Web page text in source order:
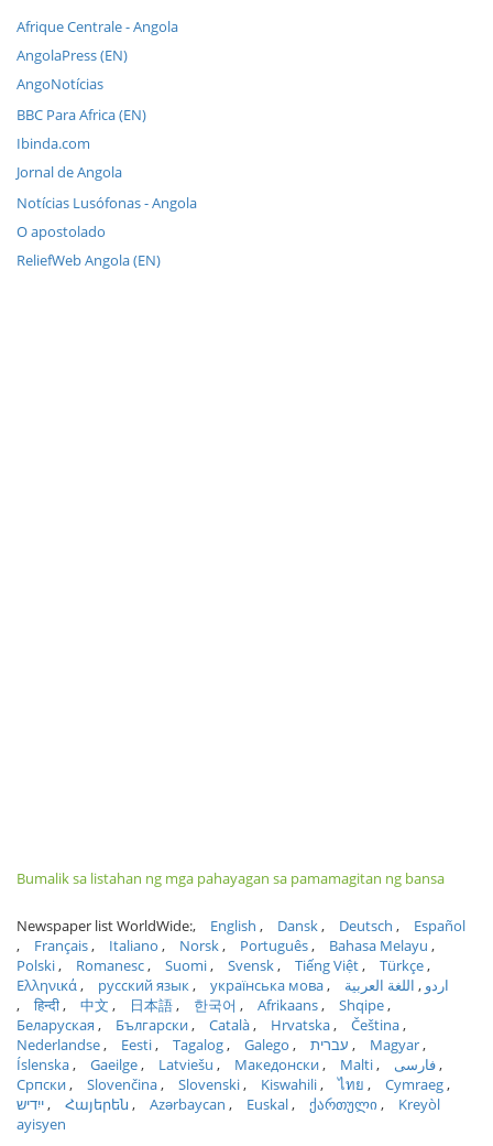
Afrique Centrale - Angola
AngolaPress (EN)
AngoNotícias
BBC Para Africa (EN)
Ibinda.com
Jornal de Angola
Notícias Lusófonas - Angola
O apostolado
ReliefWeb Angola (EN)
Bumalik sa listahan ng mga pahayagan sa pamamagitan ng bansa
Newspaper list WorldWide: English Dansk Deutsch
Español
Français
Italiano Norsk Português
Bahasa Melayu
Polski
Romanesc Suomi Svensk Tiếng Việt
Türkçe
Ελληνικά
русский язык українська мова اردو
اللغة العربية
हिन्दी
中文 日本語 한국어 Afrikaans
Shqipe
Беларуская
Български Català Hrvatska
Čeština
Nederlandse
Eesti Tagalog Galego עברית
Magyar
Íslenska
Gaeilge Latviešu Македонски Malti
فارسی
Српски
Slovenčina Slovenski Kiswahili ไทย
Cymraeg
ייִדיש
Հայերեն Azərbaycan Euskal ქართული
Kreyòl
ayisyen